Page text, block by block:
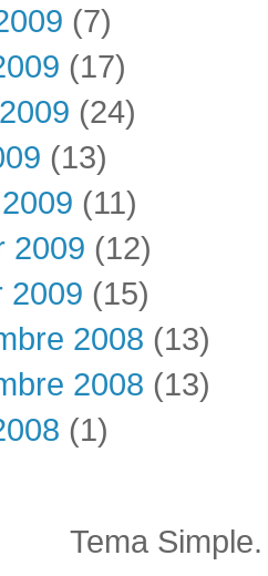
(7)
(17)
(24)
(13)
(11)
2009 (12)
2009 (15)
2008 (13)
2008 (13)
(1)
Tema